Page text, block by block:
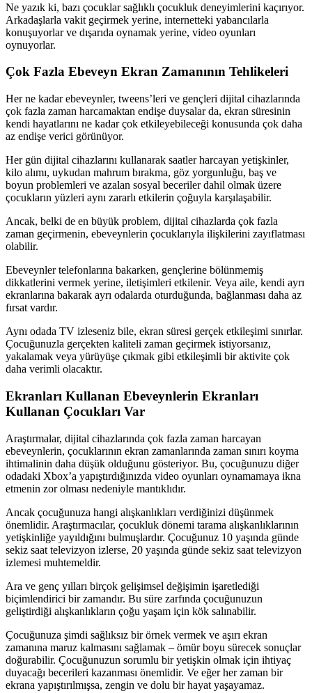
Ne yazık ki, bazı çocuklar sağlıklı çocukluk deneyimlerini kaçırıyor.
Arkadaşlarla vakit geçirmek yerine, internetteki yabancılarla
konuşuyorlar ve dışarıda oynamak yerine, video oyunları
oynuyorlar.
Çok Fazla Ebeveyn Ekran Zamanının Tehlikeleri
Her ne kadar ebeveynler, tweens’leri ve gençleri dijital cihazlarında
çok fazla zaman harcamaktan endişe duysalar da, ekran süresinin
kendi hayatlarını ne kadar çok etkileyebileceği konusunda çok daha
az endişe verici görünüyor.
Her gün dijital cihazlarını kullanarak saatler harcayan yetişkinler,
kilo alımı, uykudan mahrum bırakma, göz yorgunluğu, baş ve
boyun problemleri ve azalan sosyal beceriler dahil olmak üzere
çocukların yüzleri aynı zararlı etkilerin çoğuyla karşılaşabilir.
Ancak, belki de en büyük problem, dijital cihazlarda çok fazla
zaman geçirmenin, ebeveynlerin çocuklarıyla ilişkilerini zayıflatması
olabilir.
Ebeveynler telefonlarına bakarken, gençlerine bölünmemiş
dikkatlerini vermek yerine, iletişimleri etkilenir. Veya aile, kendi ayrı
ekranlarına bakarak ayrı odalarda oturduğunda, bağlanması daha az
fırsat vardır.
Aynı odada TV izleseniz bile, ekran süresi gerçek etkileşimi sınırlar.
Çocuğunuzla gerçekten kaliteli zaman geçirmek istiyorsanız,
yakalamak veya yürüyüşe çıkmak gibi etkileşimli bir aktivite çok
daha verimli olacaktır.
Ekranları Kullanan Ebeveynlerin Ekranları
Kullanan Çocukları Var
Araştırmalar, dijital cihazlarında çok fazla zaman harcayan
ebeveynlerin, çocuklarının ekran zamanlarında zaman sınırı koyma
ihtimalinin daha düşük olduğunu gösteriyor. Bu, çocuğunuzu diğer
odadaki Xbox’a yapıştırdığınızda video oyunları oynamamaya ikna
etmenin zor olması nedeniyle mantıklıdır.
Ancak çocuğunuza hangi alışkanlıkları verdiğinizi düşünmek
önemlidir. Araştırmacılar, çocukluk dönemi tarama alışkanlıklarının
yetişkinliğe yayıldığını bulmuşlardır. Çocuğunuz 10 yaşında günde
sekiz saat televizyon izlerse, 20 yaşında günde sekiz saat televizyon
izlemesi muhtemeldir.
Ara ve genç yılları birçok gelişimsel değişimin işaretlediği
biçimlendirici bir zamandır. Bu süre zarfında çocuğunuzun
geliştirdiği alışkanlıkların çoğu yaşam için kök salınabilir.
Çocuğunuza şimdi sağlıksız bir örnek vermek ve aşırı ekran
zamanına maruz kalmasını sağlamak – ömür boyu sürecek sonuçlar
doğurabilir. Çocuğunuzun sorumlu bir yetişkin olmak için ihtiyaç
duyacağı becerileri kazanması önemlidir. Ve eğer her zaman bir
ekrana yapıştırılmışsa, zengin ve dolu bir hayat yaşayamaz.